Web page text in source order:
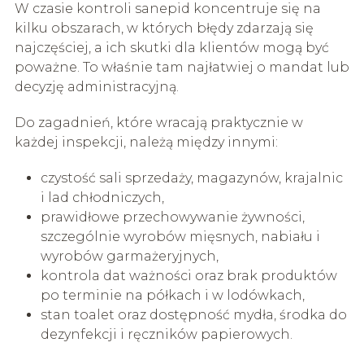
W czasie kontroli sanepid koncentruje się na
kilku obszarach, w których błędy zdarzają się
najczęściej, a ich skutki dla klientów mogą być
poważne. To właśnie tam najłatwiej o mandat lub
decyzję administracyjną.
Do zagadnień, które wracają praktycznie w
każdej inspekcji, należą między innymi:
czystość sali sprzedaży, magazynów, krajalnic
i lad chłodniczych,
prawidłowe przechowywanie żywności,
szczególnie wyrobów mięsnych, nabiału i
wyrobów garmażeryjnych,
kontrola dat ważności oraz brak produktów
po terminie na półkach i w lodówkach,
stan toalet oraz dostępność mydła, środka do
dezynfekcji i ręczników papierowych.